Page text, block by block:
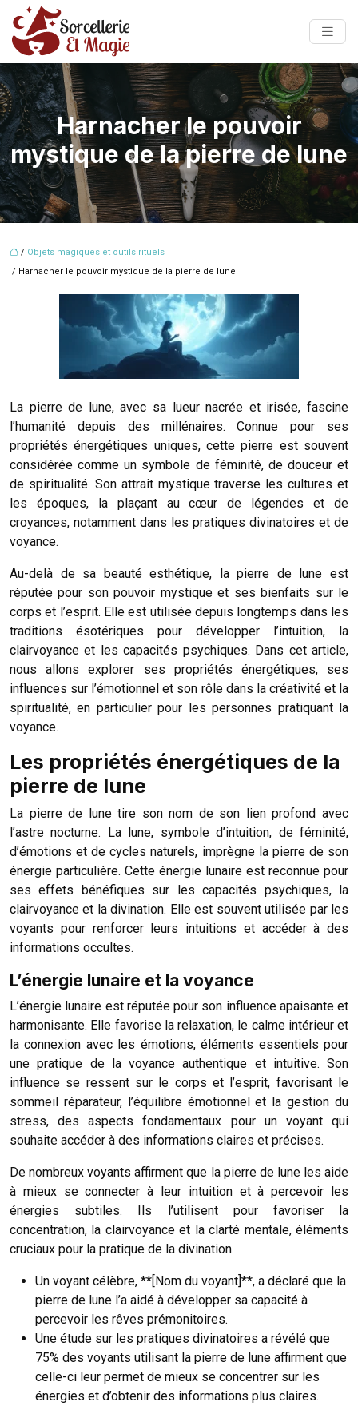
Harnacher le pouvoir
mystique de la pierre de lune
/ Objets magiques et outils rituels
/ Harnacher le pouvoir mystique de la pierre de lune
La pierre de lune, avec sa lueur nacrée et irisée, fascine
l’humanité depuis des millénaires. Connue pour ses
propriétés énergétiques uniques, cette pierre est souvent
considérée comme un symbole de féminité, de douceur et
de spiritualité. Son attrait mystique traverse les cultures et
les époques, la plaçant au cœur de légendes et de
croyances, notamment dans les pratiques divinatoires et de
voyance.
Au-delà de sa beauté esthétique, la pierre de lune est
réputée pour son pouvoir mystique et ses bienfaits sur le
corps et l’esprit. Elle est utilisée depuis longtemps dans les
traditions ésotériques pour développer l’intuition, la
clairvoyance et les capacités psychiques. Dans cet article,
nous allons explorer ses propriétés énergétiques, ses
influences sur l’émotionnel et son rôle dans la créativité et la
spiritualité, en particulier pour les personnes pratiquant la
voyance.
Les propriétés énergétiques de la
pierre de lune
La pierre de lune tire son nom de son lien profond avec
l’astre nocturne. La lune, symbole d’intuition, de féminité,
d’émotions et de cycles naturels, imprègne la pierre de son
énergie particulière. Cette énergie lunaire est reconnue pour
ses effets bénéfiques sur les capacités psychiques, la
clairvoyance et la divination. Elle est souvent utilisée par les
voyants pour renforcer leurs intuitions et accéder à des
informations occultes.
L’énergie lunaire et la voyance
L’énergie lunaire est réputée pour son influence apaisante et
harmonisante. Elle favorise la relaxation, le calme intérieur et
la connexion avec les émotions, éléments essentiels pour
une pratique de la voyance authentique et intuitive. Son
influence se ressent sur le corps et l’esprit, favorisant le
sommeil réparateur, l’équilibre émotionnel et la gestion du
stress, des aspects fondamentaux pour un voyant qui
souhaite accéder à des informations claires et précises.
De nombreux voyants affirment que la pierre de lune les aide
à mieux se connecter à leur intuition et à percevoir les
énergies subtiles. Ils l’utilisent pour favoriser la
concentration, la clairvoyance et la clarté mentale, éléments
cruciaux pour la pratique de la divination.
Un voyant célèbre, **[Nom du voyant]**, a déclaré que la
pierre de lune l’a aidé à développer sa capacité à
percevoir les rêves prémonitoires.
Une étude sur les pratiques divinatoires a révélé que
75% des voyants utilisant la pierre de lune affirment que
celle-ci leur permet de mieux se concentrer sur les
énergies et d’obtenir des informations plus claires.